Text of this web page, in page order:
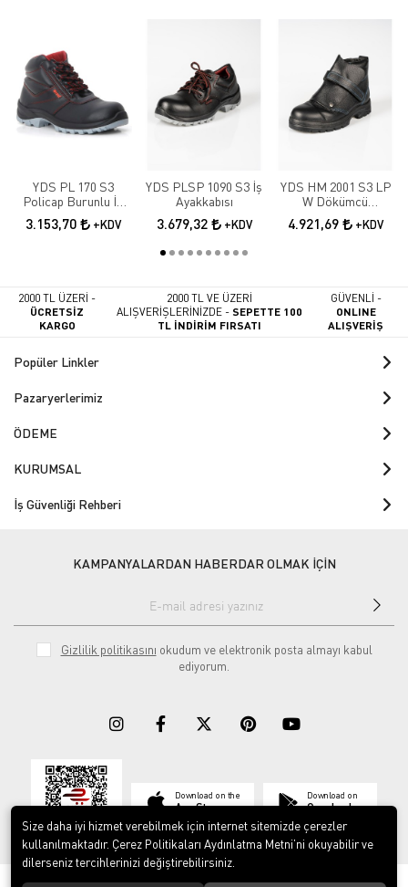
YDS PL 170 S3
Policap Burunlu İş
Botu
3.153,70 +KDV
YDS PLSP 1090 S3 İş
Ayakkabısı
3.679,32 +KDV
YDS HM 2001 S3 LP
W Dökümcü
Ayakkabısı
4.921,69 +KDV
2000 TL ÜZERİ -
ÜCRETSİZ
KARGO
2000 TL VE ÜZERİ
ALIŞVERİŞLERİNİZDE -SEPETTE 100
TL İNDİRİM FIRSATI
GÜVENLİ -
ONLINE
ALIŞVERİŞ
Popüler Linkler
Pazaryerlerimiz
ÖDEME
KURUMSAL
İş Güvenliği Rehberi
KAMPANYALARDAN HABERDAR OLMAK İÇİN
Gizlilik politikasını okudum ve elektronik posta almayı kabul
ediyorum.
Download on the
App Store
Download on
Google play
Size daha iyi hizmet verebilmek için internet sitemizde çerezler
kullanılmaktadır. Çerez Politikaları Aydınlatma Metni’ni okuyabilir ve
dilerseniz tercihlerinizi değiştirebilirsiniz.